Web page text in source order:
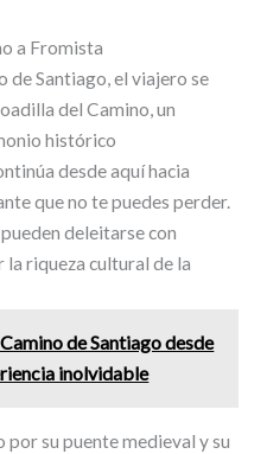
a Fromista
de Santiago, el viajero se
del Camino, un
histórico
desde aquí hacia
que no te puedes perder.
deleitarse con
la riqueza cultural de la
de Santiago desde
inolvidable
su puente medieval y su